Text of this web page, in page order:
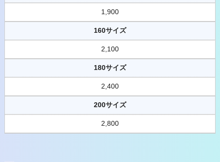
1,900
160サイズ
2,100
180サイズ
2,400
200サイズ
2,800